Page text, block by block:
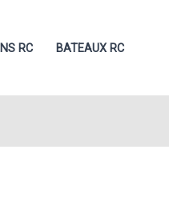
RC BATEAUX RC